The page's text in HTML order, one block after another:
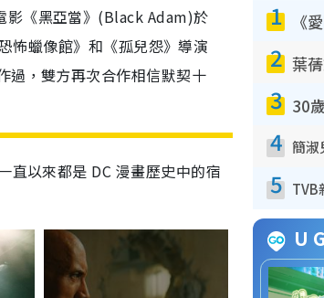
影《黑亞當》(Black Adam)於
怖蠟像館》和《孤兒怨》導演
，雙方再次合作相信默契十
直以來都是 DC 漫畫歷史中的宿
1
2
3
4
5
U